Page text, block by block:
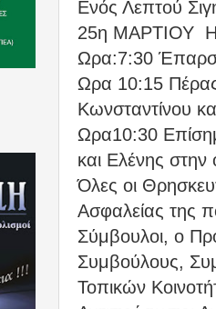
Ενός Λεπτού
25η ΜΑΡΤΙΟΥ
Ωρα:7:30
Ωρα 10:15
Κωνσταντίνου
Ωρα10:30
και Ελένης
Όλες οι
Ασφαλείας της
Σύμβουλοι, ο
Συμβούλους,
Τοπικών